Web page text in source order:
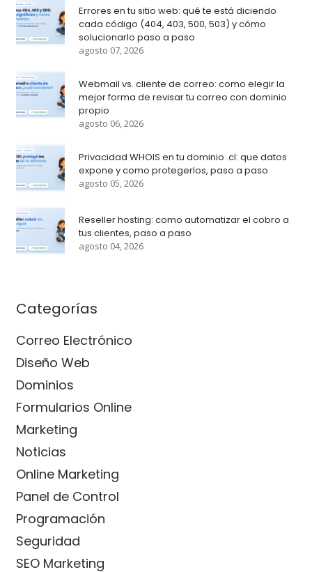
Errores en tu sitio web: qué te está diciendo
cada código (404, 403, 500, 503) y cómo
solucionarlo paso a paso
agosto 07, 2026
Webmail vs. cliente de correo: como elegir la
mejor forma de revisar tu correo con dominio
propio
agosto 06, 2026
Privacidad WHOIS en tu dominio .cl: que datos
expone y como protegerlos, paso a paso
agosto 05, 2026
Reseller hosting: como automatizar el cobro a
tus clientes, paso a paso
agosto 04, 2026
Categorías
Correo Electrónico
Diseño Web
Dominios
Formularios Online
Marketing
Noticias
Online Marketing
Panel de Control
Programación
Seguridad
SEO Marketing